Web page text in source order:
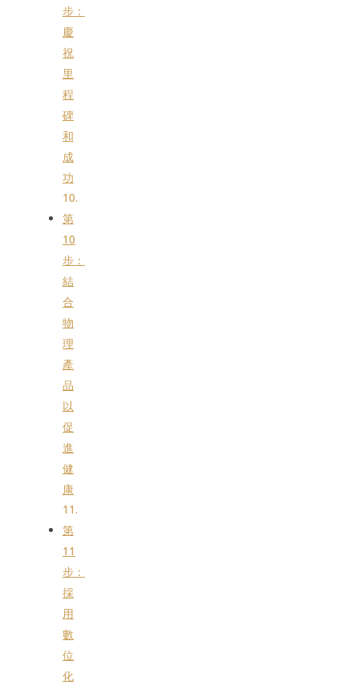
步：
慶
祝
里
程
碑
和
成
功
第
10
步：
結
合
物
理
產
品
以
促
進
健
康
第
11
步：
採
用
數
位
化